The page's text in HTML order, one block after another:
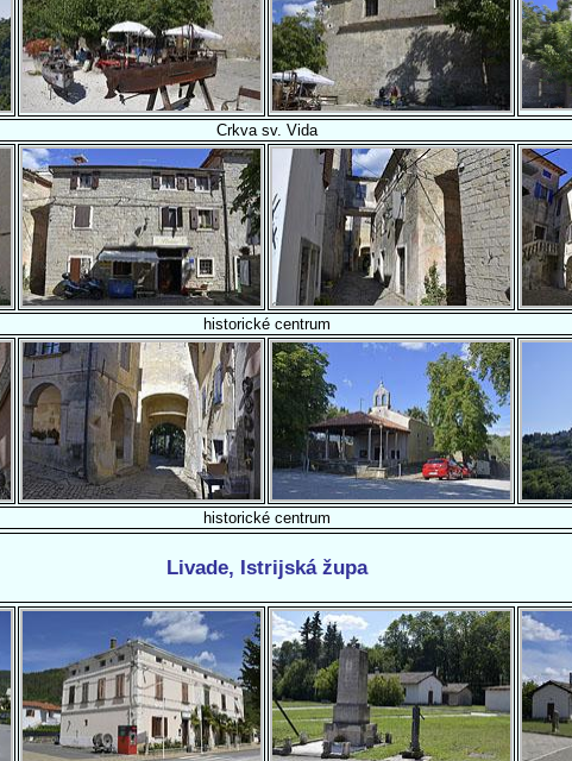
Crkva sv. Vida
historické centrum
historické centrum
Livade, Istrijská župa